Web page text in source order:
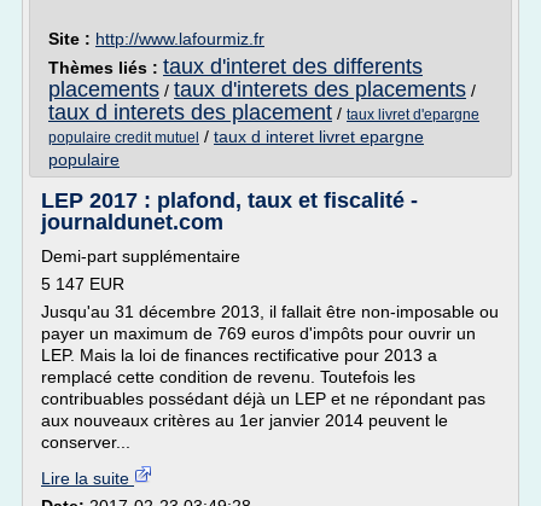
Site : http://www.lafourmiz.fr
Thèmes liés : taux d'interet des differents
placements / taux d'interets des placements /
taux d interets des placement / taux livret d'epargne
populaire credit mutuel / taux d interet livret epargne
populaire
LEP 2017 : plafond, taux et fiscalité -
journaldunet.com
Demi-part supplémentaire
5 147 EUR
Jusqu'au 31 décembre 2013, il fallait être non-imposable ou
payer un maximum de 769 euros d'impôts pour ouvrir un
LEP. Mais la loi de finances rectificative pour 2013 a
remplacé cette condition de revenu. Toutefois les
contribuables possédant déjà un LEP et ne répondant pas
aux nouveaux critères au 1er janvier 2014 peuvent le
conserver...
Lire la suite